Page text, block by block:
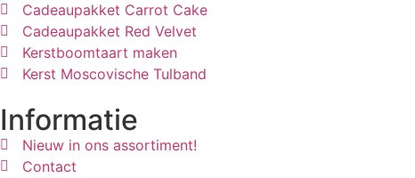
Cadeaupakket Carrot Cake
Cadeaupakket Red Velvet
Kerstboomtaart maken
Kerst Moscovische Tulband
Informatie
Nieuw in ons assortiment!
Contact